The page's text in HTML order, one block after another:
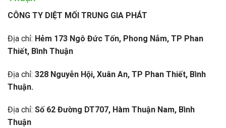
CÔNG TY DIỆT MỐI TRUNG GIA PHÁT
Địa chỉ: Hẻm 173 Ngô Đức Tốn, Phong Nẫm, TP Phan
Thiết, Bình Thuận
Địa chỉ: 328 Nguyễn Hội, Xuân An, TP Phan Thiết, Bình
Thuận.
Địa chỉ: Số 62 Đường DT707, Hàm Thuận Nam, Bình
Thuận